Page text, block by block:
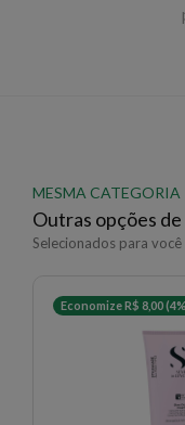
✨ Descrição gerada por
MESMA CATEGORIA
Outras opções
Selecionados para você
Economize R$ 8,00